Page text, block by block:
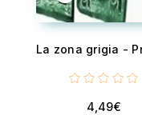
4,49€